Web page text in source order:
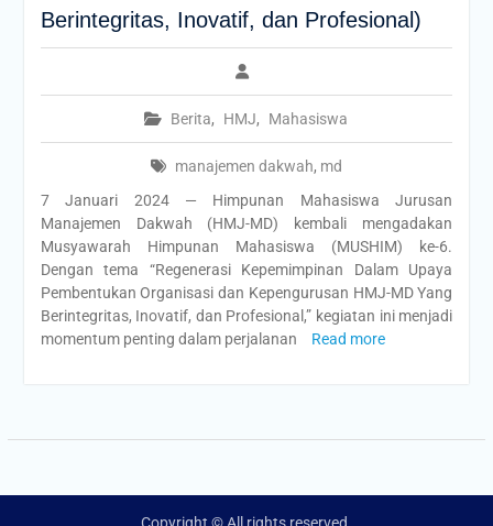
Berintegritas, Inovatif, dan Profesional)
Berita, HMJ, Mahasiswa
manajemen dakwah, md
7 Januari 2024 — Himpunan Mahasiswa Jurusan
Manajemen Dakwah (HMJ-MD) kembali mengadakan
Musyawarah Himpunan Mahasiswa (MUSHIM) ke-6.
Dengan tema “Regenerasi Kepemimpinan Dalam Upaya
Pembentukan Organisasi dan Kepengurusan HMJ-MD Yang
Berintegritas, Inovatif, dan Profesional,” kegiatan ini menjadi
momentum penting dalam perjalanan
Read more